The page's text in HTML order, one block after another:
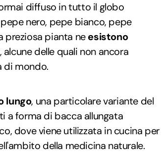
diffuso in tutto il globo
nero, pepe bianco, pepe
preziosa pianta neesistono
, alcune delle quali non ancora
di mondo.
lungo, una particolare variante del
a forma di bacca allungata
dove viene utilizzata in cucina per
della medicina naturale.